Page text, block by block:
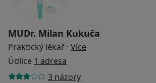
MUDr. Milan Kukuča
Praktický lékař · Více
Údlice 1 adresa
3 názory